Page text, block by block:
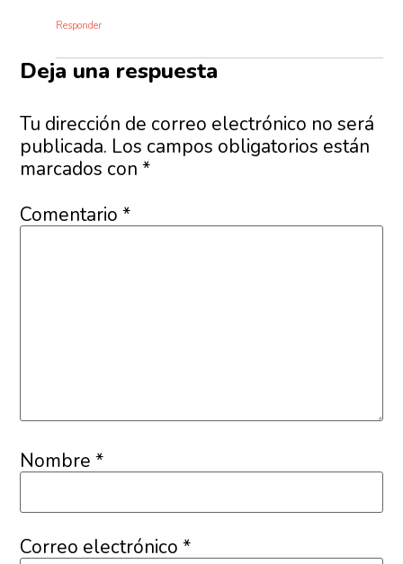
Responder
Deja una respuesta
Tu dirección de correo electrónico no será
publicada. Los campos obligatorios están
marcados con*
Comentario*
Nombre*
Correo electrónico*